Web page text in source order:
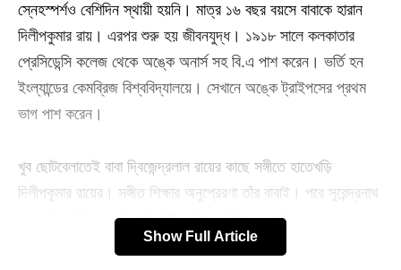
স্নেহস্পর্শও বেশিদিন স্থায়ী হয়নি। মাত্র ১৬ বছর বয়সে বাবাকে হারান
দিলীপকুমার রায়। এরপর শুরু হয় জীবনযুদ্ধ। ১৯১৮ সালে কলকাতার
প্রেসিডেন্সি কলেজ থেকে অঙ্কে অনার্স সহ বি.এ পাশ করেন। ভর্তি হন
ইংল্যান্ডের কেমব্রিজ বিশ্ববিদ্যালয়ে। সেখানে অঙ্কে ট্রাইপসের প্রথম
ভাগ পাশ করেন।
খুব ছোটবেলাতেই বাবা দ্বিজেন্দ্রলাল রায়ের কাছে সঙ্গীতে হাতেখড়ি
দিলীপকুমার রায়ের। সঙ্গীত শিক্ষার অনুপ্রেরণা তাঁর বাবাই। পরে সুরেন্দ্রনাথ
মজুমদার, রাধিকাপ্রসাদ গোস্বামীর কাছে তালিম নেন গানের। লন্ডনে
থাকাকালে তিনি প্রেমে পড়েন পাশ্চাত্য সঙ্গীতের। শিখলেন পিয়ানো বাদন।
Show Full Article